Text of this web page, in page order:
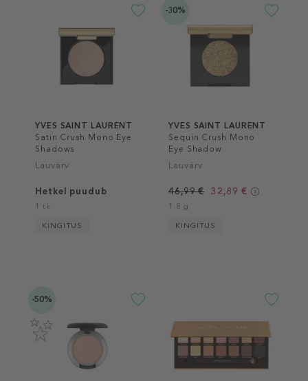
YVES SAINT LAURENT
Satin Crush Mono Eye
Shadows
Lauvärv
Hetkel puudub
1 tk
KINGITUS
-30%
YVES SAINT LAURENT
Sequin Crush Mono
Eye Shadow
Lauvärv
46,99 € 32,89 €
1.8 g
KINGITUS
-50%